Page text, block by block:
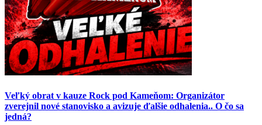
Veľký obrat v kauze Rock pod Kameňom: Organizátor
zverejnil nové stanovisko a avizuje ďalšie odhalenia.. O čo sa
jedná?